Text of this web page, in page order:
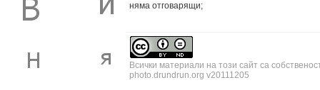
няма отговарящи;
Всички материали на този сайт са
photo.drundrun.org v20111205